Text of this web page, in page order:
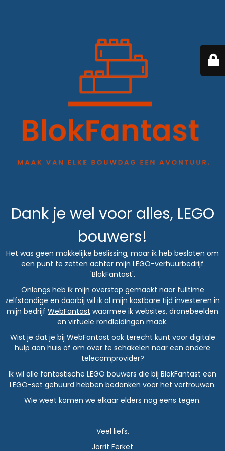
Dank je wel voor alles, LEGO
bouwers!
Het was geen makkelijke beslissing, maar ik heb besloten om
een punt te zetten achter mijn LEGO-verhuurbedrijf
'BlokFantast'.
Onlangs heb ik mijn overstap gemaakt naar fulltime
zelfstandige en daarbij wil ik al mijn kostbare tijd investeren in
mijn bedrijf WebFantast waarmee ik websites, dronebeelden
en virtuele rondleidingen maak.
Wist je dat je bij WebFantast ook terecht kunt voor digitale
hulp aan huis of om over te schakelen naar een andere
telecomprovider?
Ik wil alle fantastische LEGO bouwers die bij BlokFantast een
LEGO-set gehuurd hebben bedanken voor het vertrouwen.
Wie weet komen we elkaar elders nog eens tegen.
Veel liefs,
Jorrit Ferket